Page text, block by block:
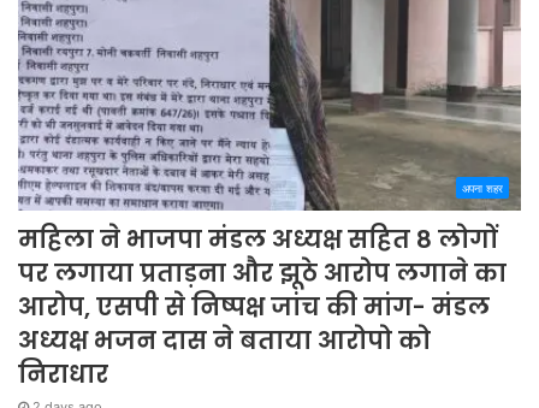
अपना शहर
महिला ने भाजपा मंडल अध्यक्ष सहित 8 लोगों
पर लगाया प्रताड़ना और झूठे आरोप लगाने का
आरोप, एसपी से निष्पक्ष जांच की मांग- मंडल
अध्यक्ष भजन दास ने बताया आरोपो को
निराधार